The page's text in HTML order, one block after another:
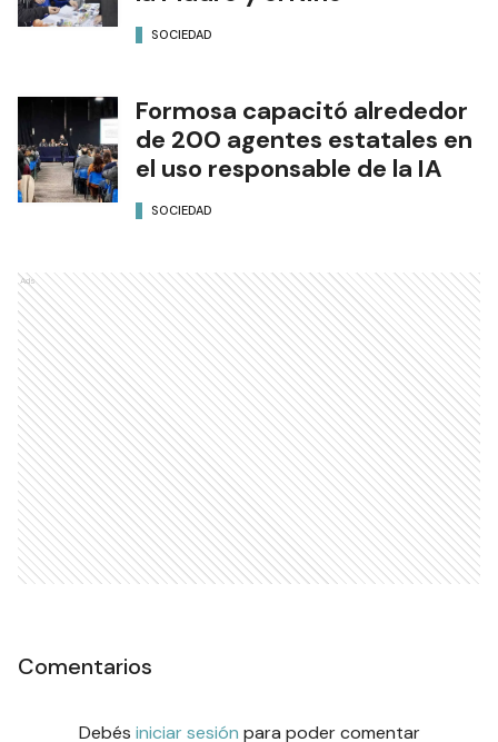
SOCIEDAD
Formosa capacitó alrededor
de 200 agentes estatales en
el uso responsable de la IA
SOCIEDAD
Ads
Comentarios
Debés iniciar sesión para poder comentar